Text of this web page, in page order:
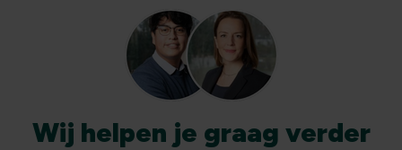
Wij helpen je graag verder